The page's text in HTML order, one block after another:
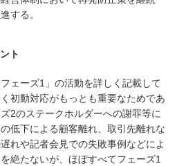
する。
ト
ェーズ1」の活動を詳しく記載して
初動対応がもっとも重要なためであ
2のステークホルダーへの謝罪等に
低下による顧客離れ、取引先離れな
れや記者会見での失敗事例などによ
絶たないが、ほぼすべてフェーズ1